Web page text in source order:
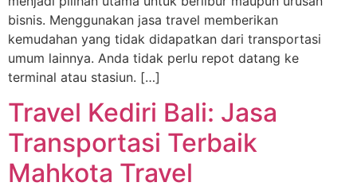
bisnis. Menggunakan jasa travel memberikan
kemudahan yang tidak didapatkan dari transportasi
umum lainnya. Anda tidak perlu repot datang ke
terminal atau stasiun. […]
Travel Kediri Bali: Jasa
Transportasi Terbaik
Mahkota Travel